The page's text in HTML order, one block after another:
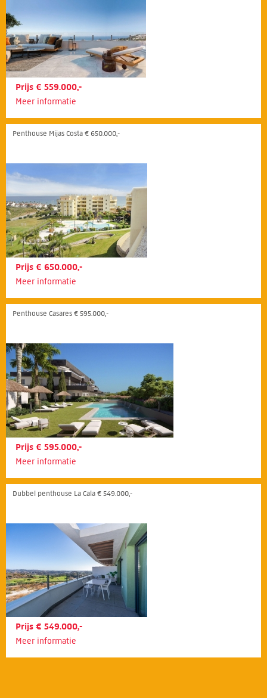
Prijs € 559.000,-
Meer informatie
Penthouse Mijas Costa € 650.000,-
Prijs € 650.000,-
Meer informatie
Penthouse Casares € 595.000,-
Prijs € 595.000,-
Meer informatie
Dubbel penthouse La Cala € 549.000,-
Prijs € 549.000,-
Meer informatie